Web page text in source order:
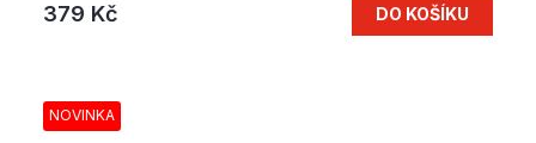
379 Kč DO KOŠÍKU
NOVINKA